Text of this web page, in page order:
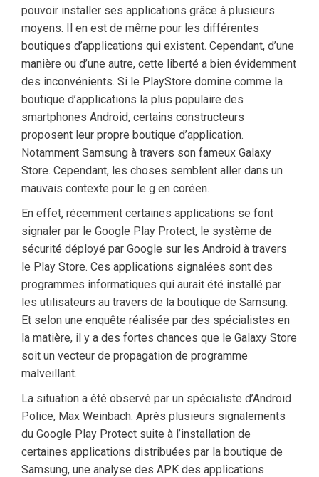
pouvoir installer ses applications grâce à plusieurs
moyens. Il en est de même pour les différentes
boutiques d’applications qui existent. Cependant, d’une
manière ou d’une autre, cette liberté a bien évidemment
des inconvénients. Si le PlayStore domine comme la
boutique d’applications la plus populaire des
smartphones Android, certains constructeurs
proposent leur propre boutique d’application.
Notamment Samsung à travers son fameux Galaxy
Store. Cependant, les choses semblent aller dans un
mauvais contexte pour le g en coréen.
En effet, récemment certaines applications se font
signaler par le Google Play Protect, le système de
sécurité déployé par Google sur les Android à travers
le Play Store. Ces applications signalées sont des
programmes informatiques qui aurait été installé par
les utilisateurs au travers de la boutique de Samsung.
Et selon une enquête réalisée par des spécialistes en
la matière, il y a des fortes chances que le Galaxy Store
soit un vecteur de propagation de programme
malveillant.
La situation a été observé par un spécialiste d’Android
Police, Max Weinbach. Après plusieurs signalements
du Google Play Protect suite à l’installation de
certaines applications distribuées par la boutique de
Samsung, une analyse des APK des applications